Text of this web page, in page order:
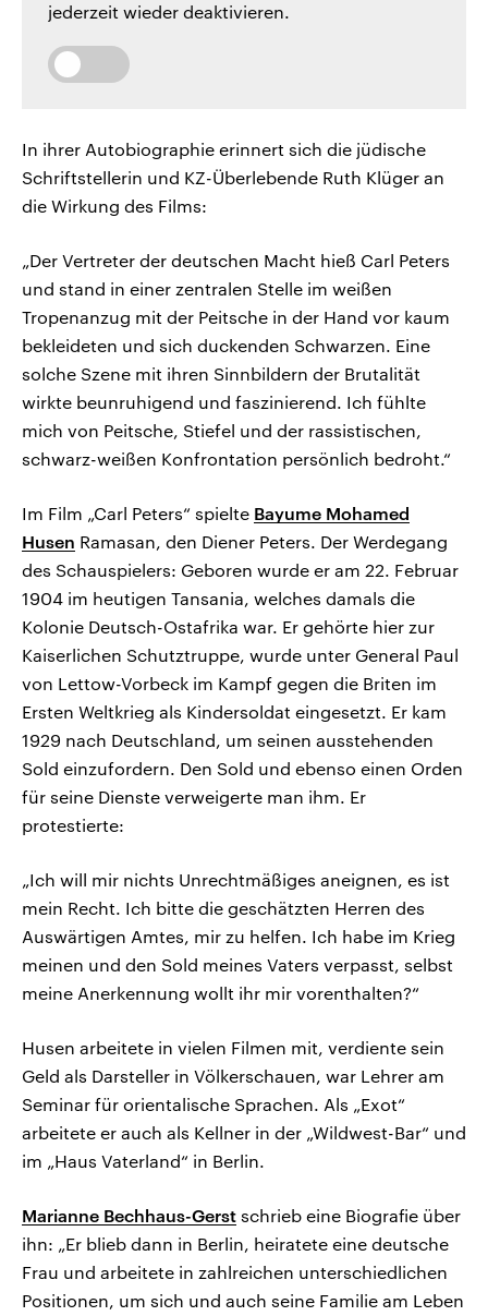
jederzeit wieder deaktivieren.
In ihrer Autobiographie erinnert sich die jüdische
Schriftstellerin und KZ-Überlebende Ruth Klüger an
die Wirkung des Films:
„Der Vertreter der deutschen Macht hieß Carl Peters
und stand in einer zentralen Stelle im weißen
Tropenanzug mit der Peitsche in der Hand vor kaum
bekleideten und sich duckenden Schwarzen. Eine
solche Szene mit ihren Sinnbildern der Brutalität
wirkte beunruhigend und faszinierend. Ich fühlte
mich von Peitsche, Stiefel und der rassistischen,
schwarz-weißen Konfrontation persönlich bedroht.“
Im Film „Carl Peters“ spielte Bayume Mohamed
Husen Ramasan, den Diener Peters. Der Werdegang
des Schauspielers: Geboren wurde er am 22. Februar
1904 im heutigen Tansania, welches damals die
Kolonie Deutsch-Ostafrika war. Er gehörte hier zur
Kaiserlichen Schutztruppe, wurde unter General Paul
von Lettow-Vorbeck im Kampf gegen die Briten im
Ersten Weltkrieg als Kindersoldat eingesetzt. Er kam
1929 nach Deutschland, um seinen ausstehenden
Sold einzufordern. Den Sold und ebenso einen Orden
für seine Dienste verweigerte man ihm. Er
protestierte:
„Ich will mir nichts Unrechtmäßiges aneignen, es ist
mein Recht. Ich bitte die geschätzten Herren des
Auswärtigen Amtes, mir zu helfen. Ich habe im Krieg
meinen und den Sold meines Vaters verpasst, selbst
meine Anerkennung wollt ihr mir vorenthalten?“
Husen arbeitete in vielen Filmen mit, verdiente sein
Geld als Darsteller in Völkerschauen, war Lehrer am
Seminar für orientalische Sprachen. Als „Exot“
arbeitete er auch als Kellner in der „Wildwest-Bar“ und
im „Haus Vaterland“ in Berlin.
Marianne Bechhaus-Gerst schrieb eine Biografie über
ihn: „Er blieb dann in Berlin, heiratete eine deutsche
Frau und arbeitete in zahlreichen unterschiedlichen
Positionen, um sich und auch seine Familie am Leben